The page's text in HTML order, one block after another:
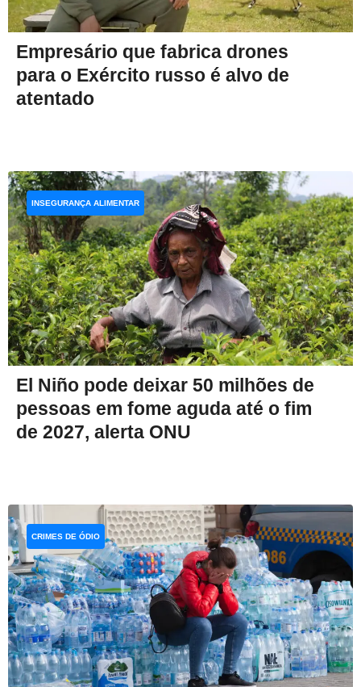
Empresário que fabrica drones
para o Exército russo é alvo de
atentado
El Niño pode deixar 50 milhões de
pessoas em fome aguda até o fim
de 2027, alerta ONU
INSEGURANÇA ALIMENTAR
CRIMES DE ÓDIO